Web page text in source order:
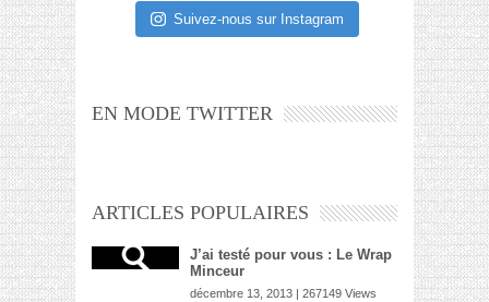
Suivez-nous sur Instagram
EN MODE TWITTER
ARTICLES POPULAIRES
J’ai testé pour vous : Le Wrap
Minceur
décembre 13, 2013 | 267149 Views